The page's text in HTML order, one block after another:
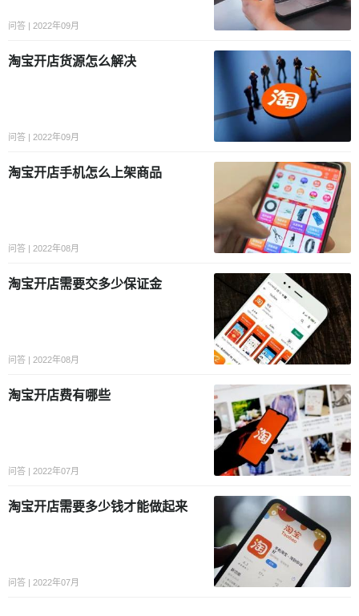
问答 | 2022年09月
淘宝开店货源怎么解决
问答 | 2022年09月
淘宝开店手机怎么上架商品
问答 | 2022年08月
淘宝开店需要交多少保证金
问答 | 2022年08月
淘宝开店费有哪些
问答 | 2022年07月
淘宝开店需要多少钱才能做起来
问答 | 2022年07月